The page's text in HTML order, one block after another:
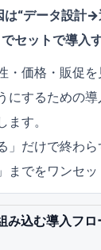
は“データ設計
セットで導入
・価格・販促
にするための
す。
」だけで終わら
までをワンセッ
み込む導入フロ